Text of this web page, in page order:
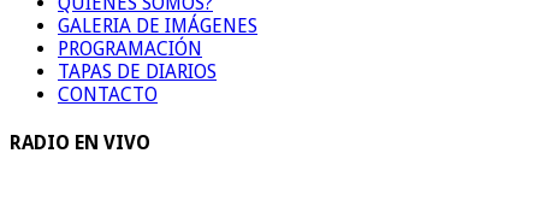
GALERIA DE IMÁGENES
PROGRAMACIÓN
TAPAS DE DIARIOS
CONTACTO
RADIO EN VIVO